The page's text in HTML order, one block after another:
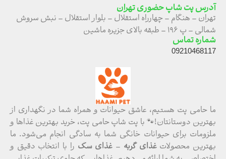
ما حامی پت هستیم، عاشق حیوانات و همراه شما در نگهداری از
بهترین دوستانتان!🐾 با پت شاپ حامی پت، خرید بهترین غذاها و
ملزومات برای حیوانات خانگی شما به سادگی انجام می‌شود. ما
بهترین محصولاتغذای گربه – غذای سگ را با انتخاب دقیق و
آدرس پت شاپ حضوری تهران
تهران – هنگام – چهارراه استقلال – بلوار استقلال – نبش سروش
شمالی – پ ۱۹۶ – طبقه بالای جزیره ماشین
شماره تماس
09210468117